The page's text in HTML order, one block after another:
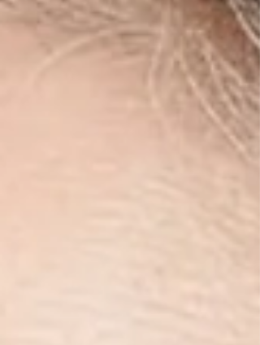
點。快來門市親